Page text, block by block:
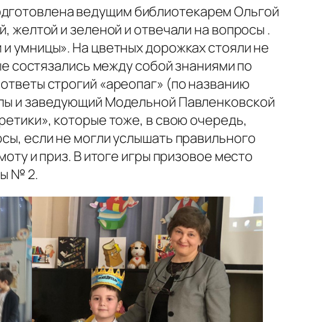
ведущим библиотекарем Ольгой
желтой и зеленой и отвечали на вопросы .
умницы». На цветных дорожках стояли не
состязались между собой знаниями по
строгий «ареопаг» (по названию
и заведующий Модельной Павленковской
которые тоже, в свою очередь,
если не могли услышать правильного
и приз. В итоге игры призовое место
№ 2.